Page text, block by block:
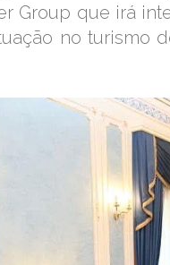
Group que irá
no turismo